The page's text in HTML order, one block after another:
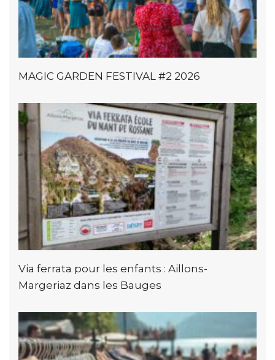
MAGIC GARDEN FESTIVAL #2 2026
Via ferrata pour les enfants : Aillons-
Margeriaz dans les Bauges